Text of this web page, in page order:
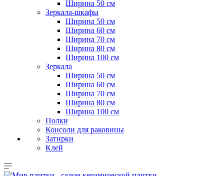
Ширина 50 см
Зеркала-шкафы
Ширина 50 см
Ширина 60 см
Ширина 70 см
Ширина 80 см
Ширина 100 см
Зеркала
Ширина 50 см
Ширина 60 см
Ширина 70 см
Ширина 80 см
Ширина 100 см
Полки
Консоли для раковины
Затирки
Клей